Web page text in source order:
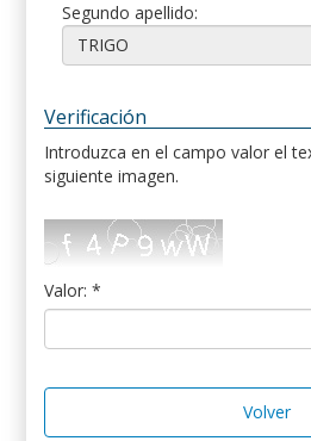
Segundo apellido:
Verificación
Introduzca en el campo valor el
siguiente imagen.
Valor: *
Volver